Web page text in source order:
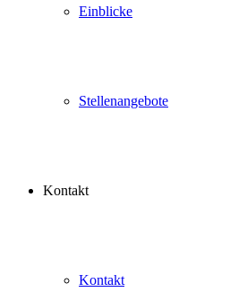
Einblicke
Stellenangebote
Kontakt
Kontakt